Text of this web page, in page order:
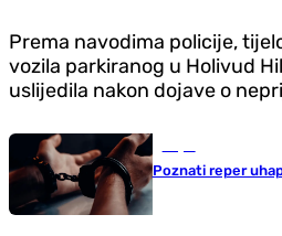
Prema navodima policije,
vozila parkiranog u Holivud
uslijedila nakon dojave o
Poznati reper